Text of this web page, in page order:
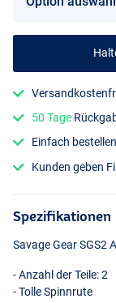
50 Tage
Einfach
Kunden geben
Spezifikationen
Savage Gear SGS2
- Anzahl der Teile: 2
- Tolle Spinnrute